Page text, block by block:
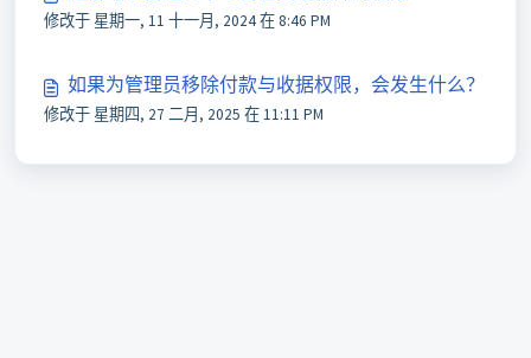
修改于 星期一, 11 十一月, 2024 在 8:46 PM
如果为管理员移除付款与收据权限，会发生什么？
修改于 星期四, 27 二月, 2025 在 11:11 PM